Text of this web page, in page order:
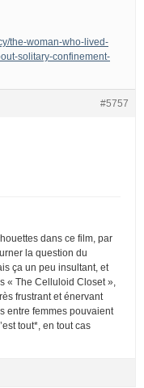
the-woman-who-lived-
solitary-confinement-
#5757
dans ce film, par
la question du
ça un peu insultant, et
« The Celluloid Closet »,
frustrant et énervant
entre femmes pouvaient
tout*, en tout cas